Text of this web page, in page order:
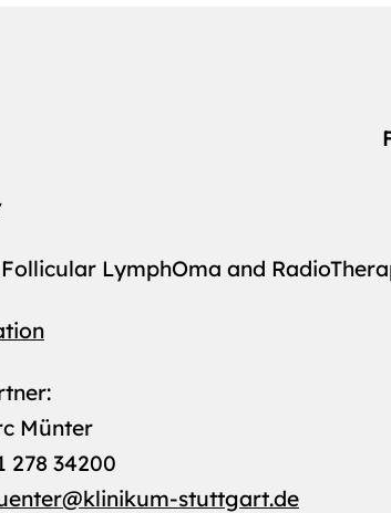
LymphOma and
Münter
278 34200
@klinikum-stuttgart.de